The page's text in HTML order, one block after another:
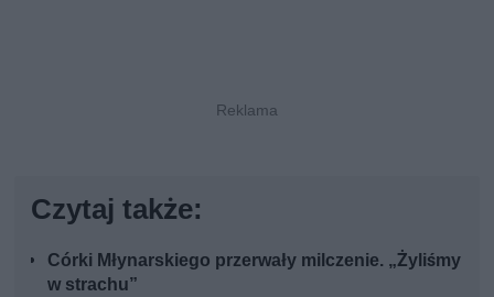
Czytaj także:
Córki Młynarskiego przerwały milczenie. „Żyliśmy
w strachu”